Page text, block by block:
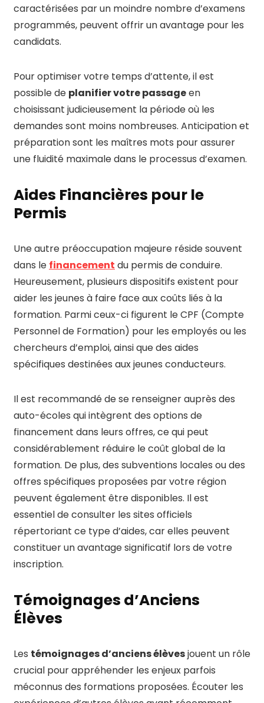
caractérisées par un moindre nombre d’examens
programmés, peuvent offrir un avantage pour les
candidats.
Pour optimiser votre temps d’attente, il est
possible de planifier votre passageen
choisissant judicieusement la période où les
demandes sont moins nombreuses. Anticipation et
préparation sont les maîtres mots pour assurer
une fluidité maximale dans le processus d’examen.
Aides Financières pour le
Permis
Une autre préoccupation majeure réside souvent
dans le financement du permis de conduire.
Heureusement, plusieurs dispositifs existent pour
aider les jeunes à faire face aux coûts liés à la
formation. Parmi ceux-ci figurent le CPF (Compte
Personnel de Formation) pour les employés ou les
chercheurs d’emploi, ainsi que des aides
spécifiques destinées aux jeunes conducteurs.
Il est recommandé de se renseigner auprès des
auto-écoles qui intègrent des options de
financement dans leurs offres, ce qui peut
considérablement réduire le coût global de la
formation. De plus, des subventions locales ou des
offres spécifiques proposées par votre région
peuvent également être disponibles. Il est
essentiel de consulter les sites officiels
répertoriant ce type d’aides, car elles peuvent
constituer un avantage significatif lors de votre
inscription.
Témoignages d’Anciens
Élèves
Les témoignages d’anciens élèvesjouent un rôle
crucial pour appréhender les enjeux parfois
méconnus des formations proposées. Écouter les